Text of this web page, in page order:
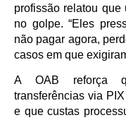
profissão relatou
no golpe. “Eles
não pagar agora,
casos em que
A OAB reforça
transferências via
e que custas